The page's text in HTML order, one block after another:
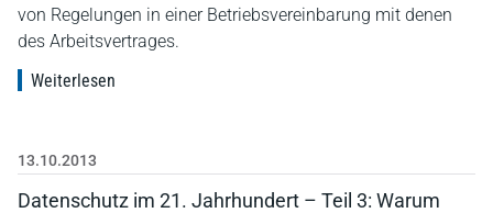
von Regelungen in einer Betriebsvereinbarung mit denen
des Arbeitsvertrages.
Weiterlesen
13.10.2013
Datenschutz im 21. Jahrhundert – Teil 3: Warum